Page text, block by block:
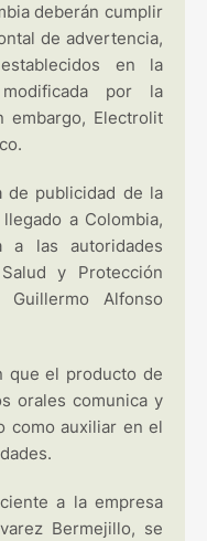
deberán cumplir
de advertencia,
en la
por la
embargo, Electrolit
de publicidad de la
a Colombia,
las autoridades
y Protección
Alfonso
que el producto de
orales comunica y
como auxiliar en el
a la empresa
Bermejillo, se